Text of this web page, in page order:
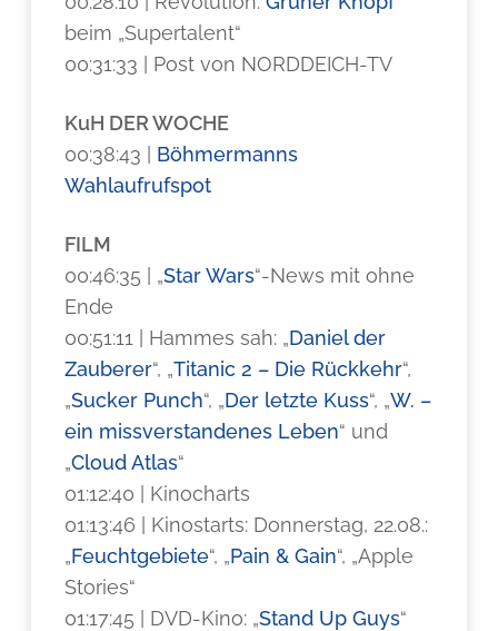
beim „Supertalent“
00:31:33 | Post von NORDDEICH-TV
KuH DER WOCHE
00:38:43 | Böhmermanns
Wahlaufrufspot
FILM
00:46:35 | „Star Wars“-News mit ohne
Ende
00:51:11 | Hammes sah: „Daniel der
Zauberer“, „Titanic 2 – Die Rückkehr“,
„Sucker Punch“, „Der letzte Kuss“, „W. –
ein missverstandenes Leben“ und
„Cloud Atlas“
01:12:40 | Kinocharts
01:13:46 | Kinostarts: Donnerstag, 22.08.:
„Feuchtgebiete“, „Pain & Gain“, „Apple
Stories“
01:17:45 | DVD-Kino: „Stand Up Guys“